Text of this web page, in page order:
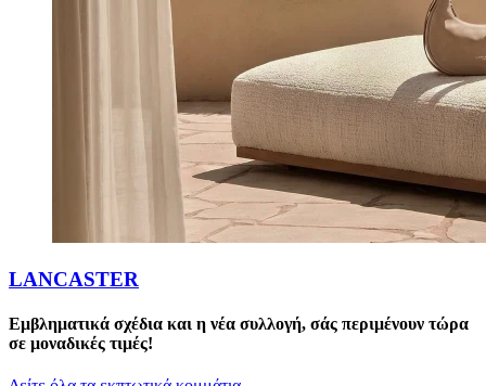
LANCASTER
Εμβληματικά σχέδια και η νέα συλλογή, σάς περιμένουν τώρα
σε μοναδικές τιμές!